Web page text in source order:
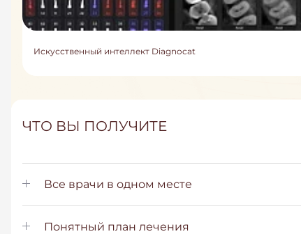
Искусственный интеллект Diagnocat
ЧТО ВЫ ПОЛУЧИТЕ
Все врачи в одном месте
Понятный план лечения